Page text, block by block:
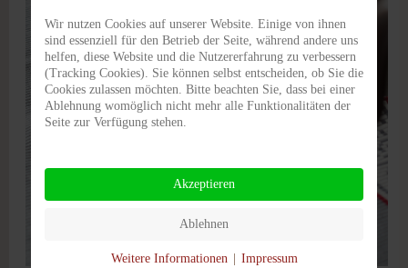
Wir nutzen Cookies auf unserer Website. Einige von ihnen
sind essenziell für den Betrieb der Seite, während andere uns
helfen, diese Website und die Nutzererfahrung zu verbessern
(Tracking Cookies). Sie können selbst entscheiden, ob Sie die
Cookies zulassen möchten. Bitte beachten Sie, dass bei einer
Ablehnung womöglich nicht mehr alle Funktionalitäten der
Seite zur Verfügung stehen.
Akzeptieren
Ablehnen
Weitere Informationen | Impressum